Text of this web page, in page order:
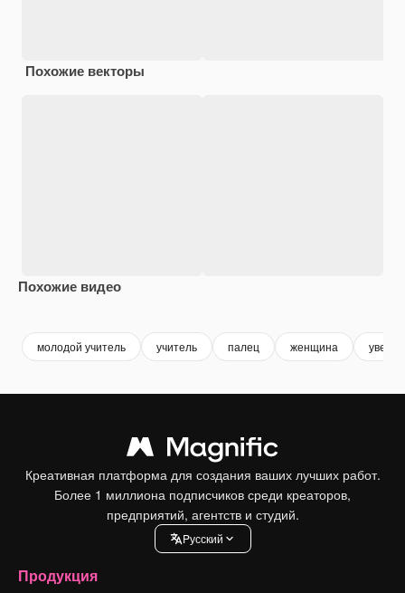
Похожие векторы
Похожие видео
молодой учитель учитель палец женщина
Креативная платформа для создания ваших лучших работ.
Более 1 миллиона подписчиков среди креаторов,
предприятий, агентств и студий.
Pусский
Продукция